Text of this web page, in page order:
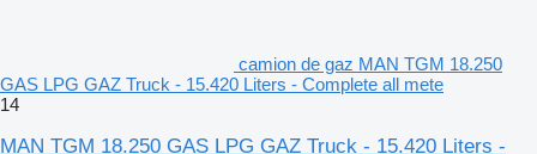
camion de gaz MAN TGM 18.250
GAS LPG GAZ Truck - 15.420 Liters - Complete all mete
14
MAN TGM 18.250 GAS LPG GAZ Truck - 15.420 Liters -